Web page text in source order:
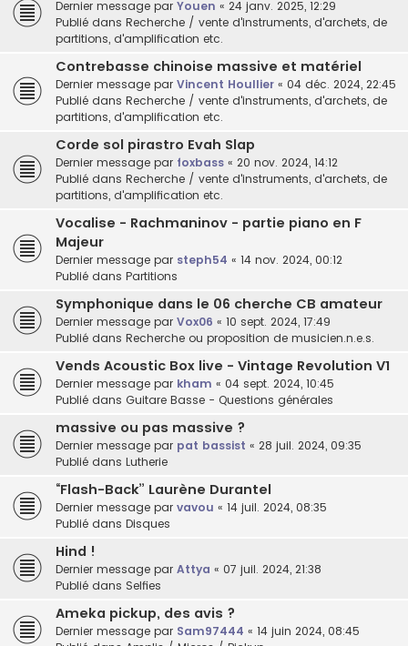
Dernier message par Youen « 24 janv. 2025, 12:29
Publié dans Recherche / vente d'instruments, d'archets, de
partitions, d'amplification etc.
Contrebasse chinoise massive et matériel
Dernier message par Vincent Houllier « 04 déc. 2024, 22:45
Publié dans Recherche / vente d'instruments, d'archets, de
partitions, d'amplification etc.
Corde sol pirastro Evah Slap
Dernier message par foxbass « 20 nov. 2024, 14:12
Publié dans Recherche / vente d'instruments, d'archets, de
partitions, d'amplification etc.
Vocalise - Rachmaninov - partie piano en F
Majeur
Dernier message par steph54 « 14 nov. 2024, 00:12
Publié dans Partitions
Symphonique dans le 06 cherche CB amateur
Dernier message par Vox06 « 10 sept. 2024, 17:49
Publié dans Recherche ou proposition de musicien.n.e.s.
Vends Acoustic Box live - Vintage Revolution V1
Dernier message par kham « 04 sept. 2024, 10:45
Publié dans Guitare Basse - Questions générales
massive ou pas massive ?
Dernier message par pat bassist « 28 juil. 2024, 09:35
Publié dans Lutherie
“Flash-Back” Laurène Durantel
Dernier message par vavou « 14 juil. 2024, 08:35
Publié dans Disques
Hind !
Dernier message par Attya « 07 juil. 2024, 21:38
Publié dans Selfies
Ameka pickup, des avis ?
Dernier message par Sam97444 « 14 juin 2024, 08:45